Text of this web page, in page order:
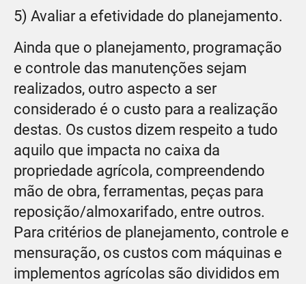
5) Avaliar a efetividade do planejamento.
Ainda que o planejamento, programação
e controle das manutenções sejam
realizados, outro aspecto a ser
considerado é o custo para a realização
destas. Os custos dizem respeito a tudo
aquilo que impacta no caixa da
propriedade agrícola, compreendendo
mão de obra, ferramentas, peças para
reposição/almoxarifado, entre outros.
Para critérios de planejamento, controle e
mensuração, os custos com máquinas e
implementos agrícolas são divididos em